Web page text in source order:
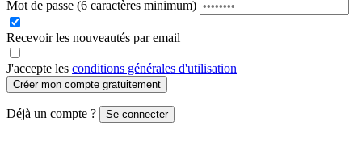
Mot de passe (6 caractères minimum)
Recevoir les nouveautés par email
J'accepte les conditions générales d'utilisation
Créer mon compte gratuitement
Déjà un compte ? Se connecter